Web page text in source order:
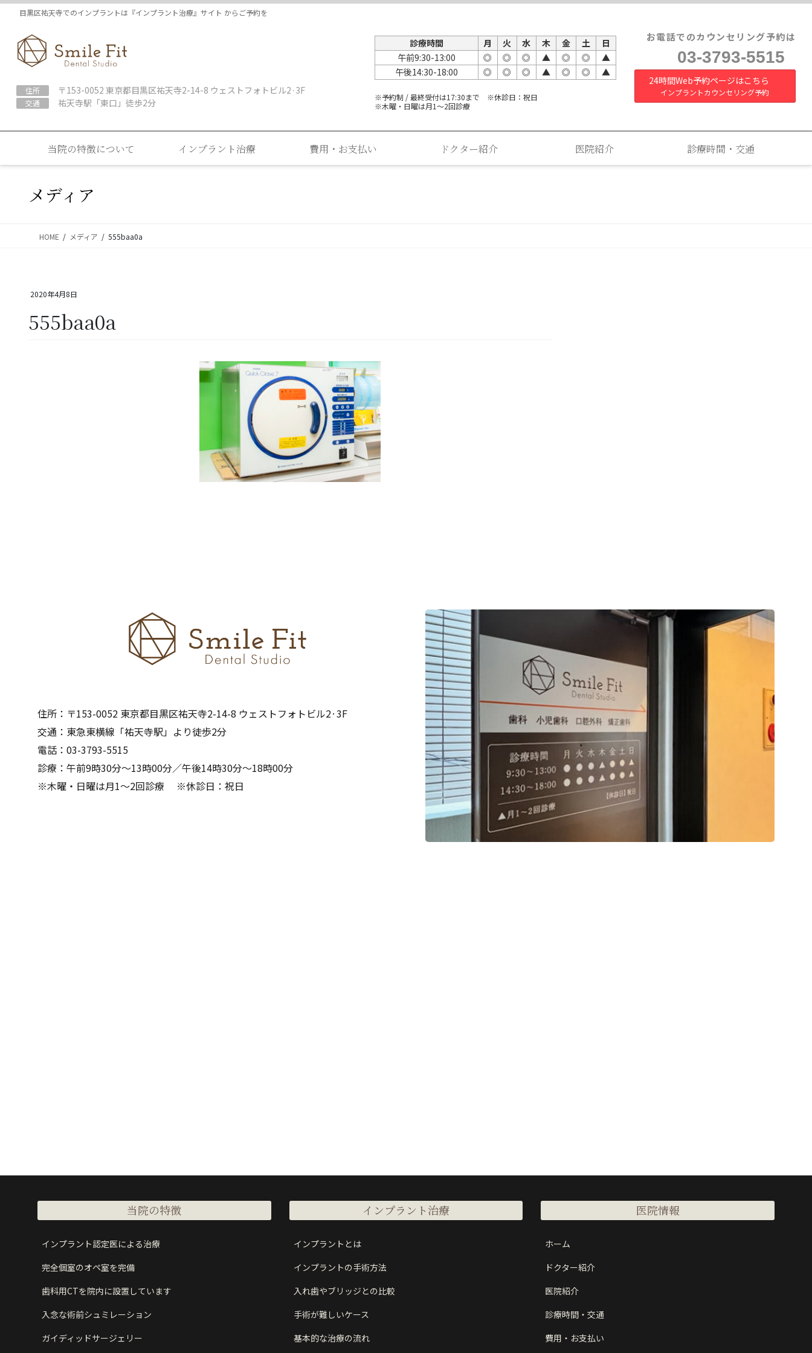
コ
ナ
目黒区祐天寺でのインプラントは『インプラント治療』サイト からご予約を
診療時間 月 火 水 木 金 土
日
午前9:30-13:00
◎ ◎ ◎ ▲ ◎ ◎
▲
午後14:30-18:00
◎ ◎ ◎ ▲ ◎ ◎ ▲
※予約制 / 最終受付は17:30まで ※休診日：祝日
※木曜・日曜は月1～2回診療
お電話でのカウンセリング予約は
03-3793-5515
24時間Web予約ページはこちら
インプラントカウンセリング予約
住所 〒153-0052 東京都目黒区祐天寺2-14-8 ウェストフォトビル2·3F
交通 祐天寺駅「東口」徒歩2分
当院の特徴について インプラント治療 費用・お支払い ドクター紹介 医院紹介 診療時間・交通
メディア
HOME メディア 555baa0a
2020年4月8日
555baa0a
住所：〒153-0052 東京都目黒区祐天寺2-14-8 ウェストフォトビル2·3F
交通：東急東横線「祐天寺駅」より徒歩2分
電話：03-3793-5515
診療：午前9時30分～13時00分／午後14時30分～18時00分
※木曜・日曜は月1～2回診療 ※休診日：祝日
当院の特徴
インプラント認定医による治療
完全個室のオペ室を完備
歯科用CTを院内に設置しています
入念な術前シュミレーション
ガイディッドサージェリー
インプラント治療
インプラントとは
インプラントの手術方法
入れ歯やブリッジとの比較
手術が難しいケース
基本的な治療の流れ
医院情報
ホーム
ドクター紹介
医院紹介
診療時間・交通
費用・お支払い